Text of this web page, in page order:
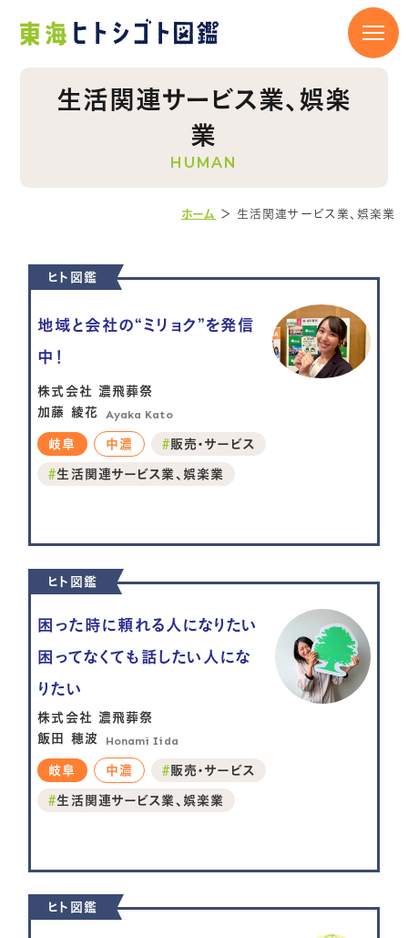
生活関連サービス業、娯楽
業
HUMAN
ホーム ＞ 生活関連サービス業、娯楽業
ヒト図鑑
地域と会社の“ミリョク”を発信
中！
株式会社 濃飛葬祭
加藤 綾花
Ayaka Kato
岐阜 中濃 販売・サービス
生活関連サービス業、娯楽業
ヒト図鑑
困った時に頼れる人になりたい
困ってなくても話したい人にな
りたい
株式会社 濃飛葬祭
飯田 穂波
Honami Iida
岐阜 中濃 販売・サービス
生活関連サービス業、娯楽業
ヒト図鑑